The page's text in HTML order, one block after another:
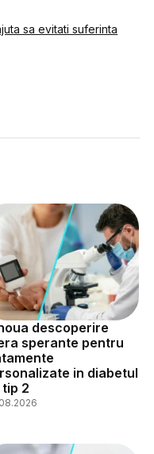
sa evitati suferinta
descoperire
sperante pentru
in diabetul
tip 2